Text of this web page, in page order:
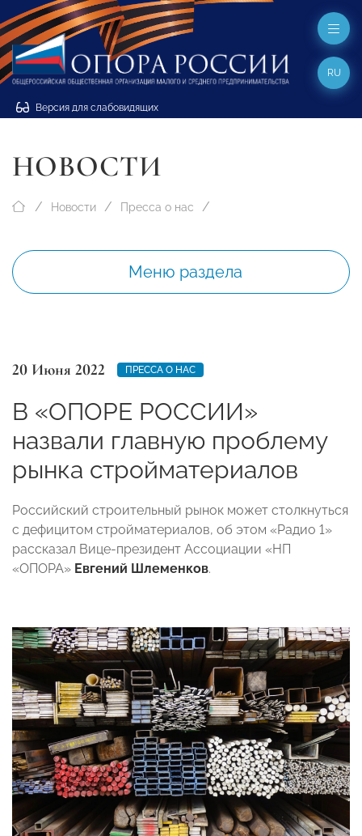
Версия для слабовидящих
RU
НОВОСТИ
Новости Пресса о нас
Меню раздела
20 Июня 2022 ПРЕССА О НАС
В «ОПОРЕ РОССИИ»
назвали главную проблему
рынка стройматериалов
Российский строительный рынок может столкнуться
с дефицитом стройматериалов, об этом «Радио 1»
рассказал Вице-президент Ассоциации «НП
«ОПОРА» Евгений Шлеменков.